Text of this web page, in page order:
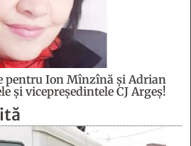
pentru Ion Mînzînă şi Adrian
şi vicepreşedintele CJ Argeş!